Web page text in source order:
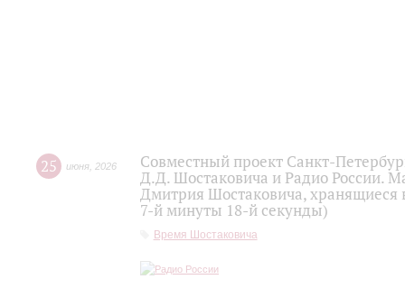
25 июня 2026
Совместный проект Санкт-
Д.Д. Шостаковича и Радио России.
Дмитрия Шостаковича, хранящиеся
7-й минуты 18-й секунды)
Время Шостаковича